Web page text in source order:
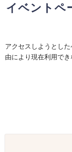
イベントペ
アクセスしようとし
由により現在利用で